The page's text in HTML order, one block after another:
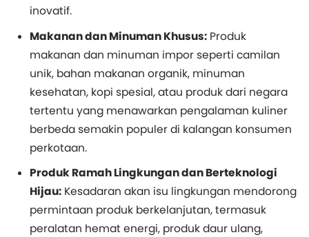
inovatif.
Makanan dan Minuman Khusus: Produk
makanan dan minuman impor seperti camilan
unik, bahan makanan organik, minuman
kesehatan, kopi spesial, atau produk dari negara
tertentu yang menawarkan pengalaman kuliner
berbeda semakin populer di kalangan konsumen
perkotaan.
Produk Ramah Lingkungan dan Berteknologi
Hijau: Kesadaran akan isu lingkungan mendorong
permintaan produk berkelanjutan, termasuk
peralatan hemat energi, produk daur ulang,